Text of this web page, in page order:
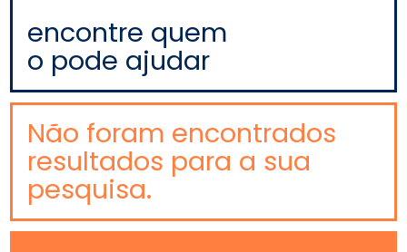
encontre quem
o pode ajudar
Não foram encontrados
resultados para a sua
pesquisa.